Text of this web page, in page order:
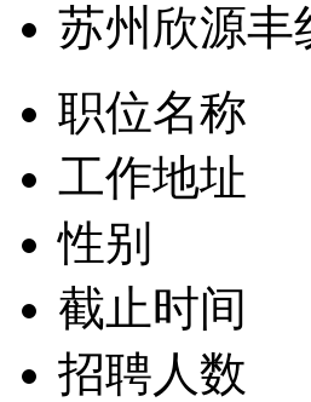
苏州欣源丰
职位名称
工作地址
性别
截止时间
招聘人数